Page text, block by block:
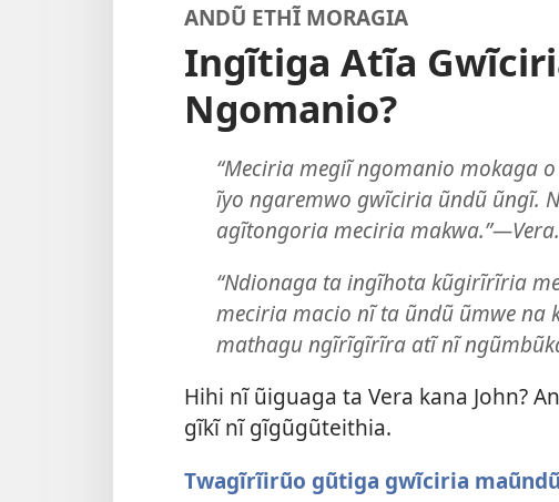
ANDŨ ETHĨ MORAGIA
Ingĩtiga Atĩa
Ngomanio?
“Meciria megiĩ ngomanio mokaga
ĩyo ngaremwo gwĩciria ũndũ ũngĩ.
agĩtongoria meciria makwa.”​—Vera.
“Ndionaga ta ingĩhota kũgirĩrĩria
meciria macio nĩ ta ũndũ ũmwe
mathagu ngĩrĩgĩrĩra atĩ nĩ
Hihi nĩ ũiguaga ta Vera kana John?
gĩkĩ nĩ gĩgũgũteithia.
Twagĩrĩirũo gũtiga gwĩciria